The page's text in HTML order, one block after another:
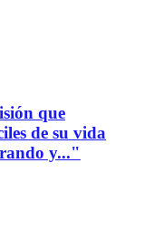
que
de su vida
y..."